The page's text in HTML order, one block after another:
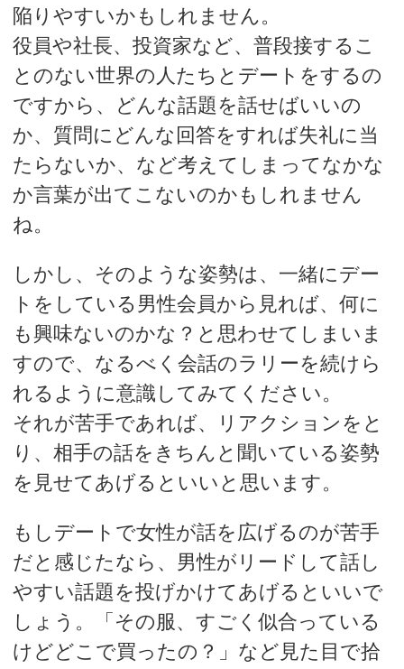
陥りやすいかもしれません。
役員や社長、投資家など、普段接するこ
とのない世界の人たちとデートをするの
ですから、どんな話題を話せばいいの
か、質問にどんな回答をすれば失礼に当
たらないか、など考えてしまってなかな
か言葉が出てこないのかもしれません
ね。
しかし、そのような姿勢は、一緒にデー
トをしている男性会員から見れば、何に
も興味ないのかな？と思わせてしまいま
すので、なるべく会話のラリーを続けら
れるように意識してみてください。
それが苦手であれば、リアクションをと
り、相手の話をきちんと聞いている姿勢
を見せてあげるといいと思います。
もしデートで女性が話を広げるのが苦手
だと感じたなら、男性がリードして話し
やすい話題を投げかけてあげるといいで
しょう。「その服、すごく似合っている
けどどこで買ったの？」など見た目で拾